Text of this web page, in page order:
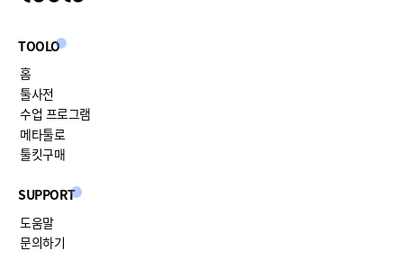
TOOLO
홈
툴사전
수업 프로그램
메타툴로
툴킷구매
SUPPORT
도움말
문의하기